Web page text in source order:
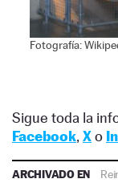
Fotografía:
Sigue toda la
Facebook, Xo
ARCHIVADO EN